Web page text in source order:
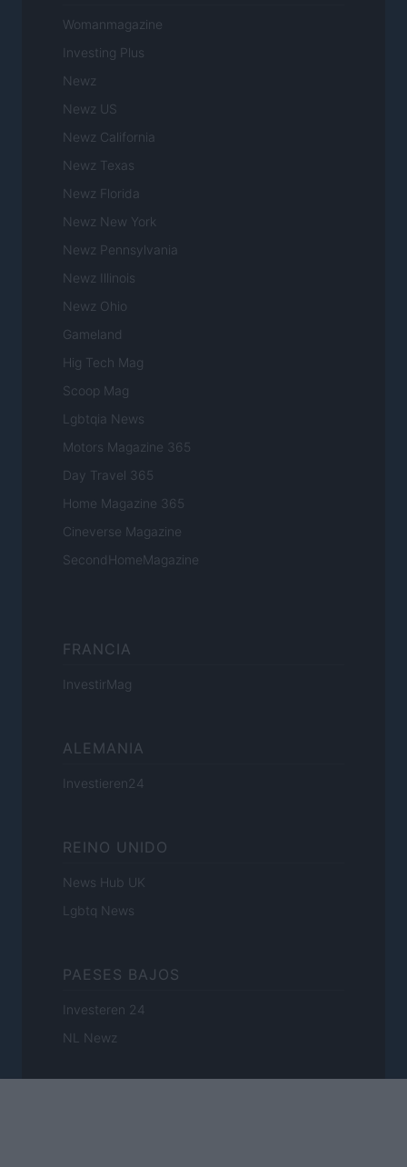
Womanmagazine
Investing Plus
Newz
Newz US
Newz California
Newz Texas
Newz Florida
Newz New York
Newz Pennsylvania
Newz Illinois
Newz Ohio
Gameland
Hig Tech Mag
Scoop Mag
Lgbtqia News
Motors Magazine 365
Day Travel 365
Home Magazine 365
Cineverse Magazine
SecondHomeMagazine
FRANCIA
InvestirMag
ALEMANIA
Investieren24
REINO UNIDO
News Hub UK
Lgbtq News
PAESES BAJOS
Investeren 24
NL Newz